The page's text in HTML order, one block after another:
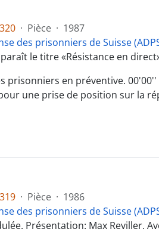
· Pièce · 1987
des prisonniers de Suisse
le titre «Résistance en
prisonniers en préventive. 00'00''
une prise de position sur la
· Pièce · 1986
des prisonniers de Suisse
Présentation: Max Reviller.